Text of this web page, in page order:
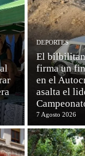
DEPORTES
El
firma un
en el
asalta el
7 Agosto 2026